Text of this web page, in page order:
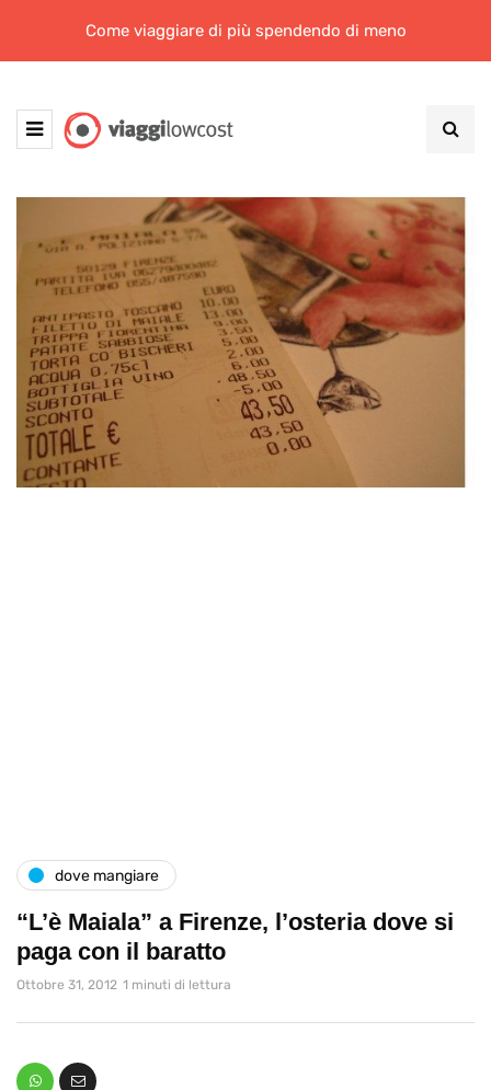
Come viaggiare di più spendendo di meno
dove mangiare
“L’è Maiala” a Firenze, l’osteria dove si
paga con il baratto
Ottobre 31, 2012 1 minuti di lettura